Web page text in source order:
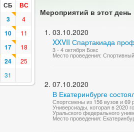
СБ ВС
3
4
10
11
17
18
24 25
31
Мероприятий в этот день
03.10.2020
XXVII Спартакиада
3 - 4 октября Бокс
Место проведения:
07.10.2020
В Екатеринбурге
Спортсмены из 156 вузов и 69
Универсиады, которая в 2020
Уральского федерального
Место проведения: